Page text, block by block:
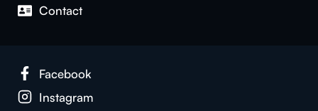
Contact
Facebook
Instagram